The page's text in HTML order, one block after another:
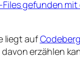
gefunden
liegt aufCodeberg
erzählen